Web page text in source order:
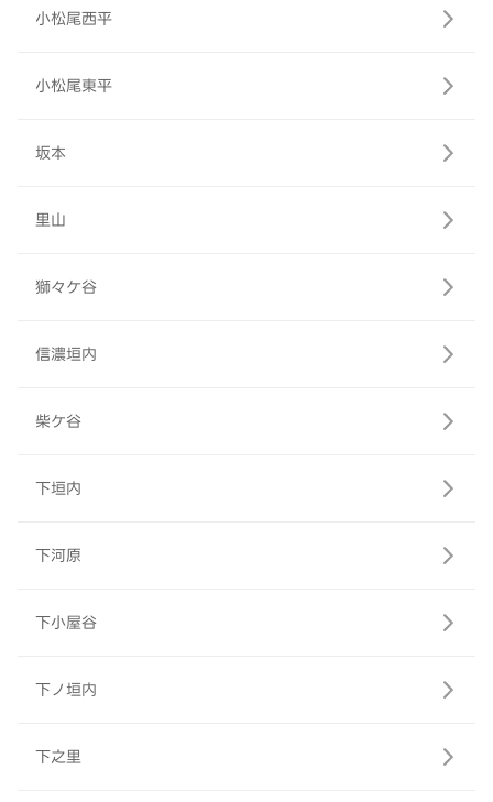
小松尾西平
小松尾東平
坂本
里山
獅々ケ谷
信濃垣内
柴ケ谷
下垣内
下河原
下小屋谷
下ノ垣内
下之里